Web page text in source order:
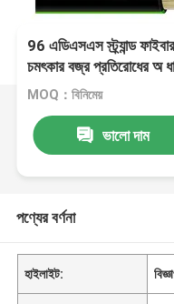
96 এডিএসএস স্ট্র্যান্ড
চমৎকার বজ্র প্রতিরোধের অ
MOQ：বিনিমেয়
ভালো দাম
পণ্যের বর্ণনা
হাইলাইট: